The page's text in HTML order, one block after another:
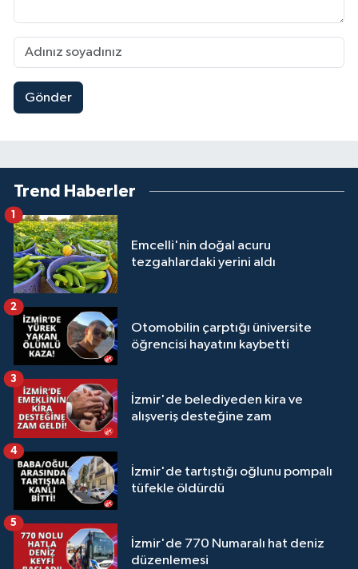
Gönder
Trend Haberler
Emcelli'nin doğal acuru
tezgahlardaki yerini aldı
1
Otomobilin çarptığı üniversite
öğrencisi hayatını kaybetti
2
İzmir'de belediyeden kira ve
alışveriş desteğine zam
3
İzmir'de tartıştığı oğlunu pompalı
tüfekle öldürdü
4
İzmir'de 770 Numaralı hat deniz
düzenlemesi
5